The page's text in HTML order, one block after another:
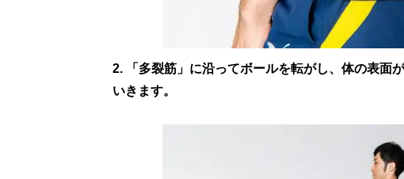
2. 「多裂筋」に沿ってボールを転がし、体の表面
いきます。